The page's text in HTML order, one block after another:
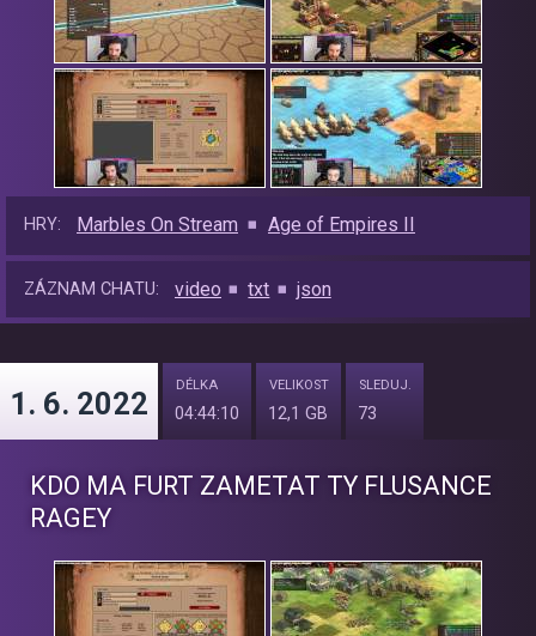
HRY: Marbles On Stream Age of Empires II
ZÁZNAM CHATU: video txt json
1. 6. 2022
DÉLKA
04:44:10
VELIKOST
12,1 GB
SLEDUJ.
73
KDO MA FURT ZAMETAT TY FLUSANCE
RAGEY